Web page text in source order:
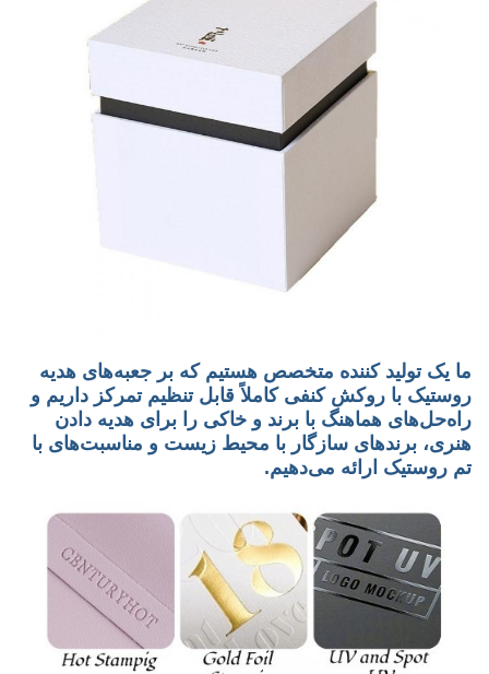
ما یک تولید کننده متخصص هستیم که بر جعبه‌های هدیه
روستیک با روکش کنفی کاملاً قابل تنظیم تمرکز داریم و
راه‌حل‌های هماهنگ با برند و خاکی را برای هدیه دادن
هنری، برندهای سازگار با محیط زیست و مناسبت‌های با
تم روستیک ارائه می‌دهیم.